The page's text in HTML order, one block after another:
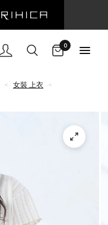
0
< 女裝 上衣
<